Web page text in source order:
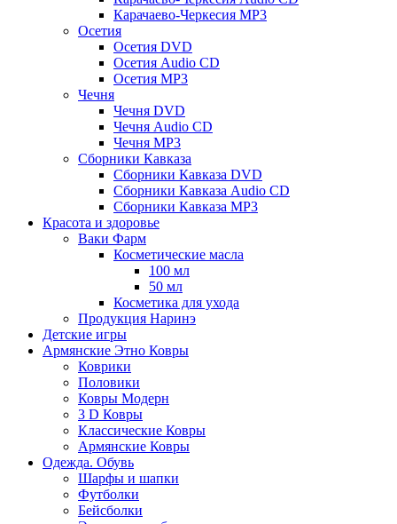
Карачаево-Черкесия MP3
Осетия
Осетия DVD
Осетия Audio CD
Осетия MP3
Чечня
Чечня DVD
Чечня Audio CD
Чечня MP3
Сборники Кавказа
Сборники Кавказа DVD
Сборники Кавказа Audio CD
Сборники Кавказа MP3
Красота и здоровье
Ваки Фарм
Косметические масла
100 мл
50 мл
Косметика для ухода
Продукция Наринэ
Детские игры
Армянские Этно Ковры
Коврики
Половики
Ковры Модерн
3 D Ковры
Классические Ковры
Армянские Ковры
Одежда. Обувь
Шарфы и шапки
Футболки
Бейсболки